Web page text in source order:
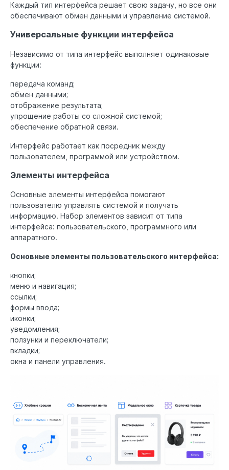
Каждый тип интерфейса решает свою задачу, но все они
обеспечивают обмен данными и управление системой.
Универсальные функции интерфейса
Независимо от типа интерфейс выполняет одинаковые
функции:
передача команд;
обмен данными;
отображение результата;
упрощение работы со сложной системой;
обеспечение обратной связи.
Интерфейс работает как посредник между
пользователем, программой или устройством.
Элементы интерфейса
Основные элементы интерфейса помогают
пользователю управлять системой и получать
информацию. Набор элементов зависит от типа
интерфейса: пользовательского, программного или
аппаратного.
Основные элементы пользовательского интерфейса:
кнопки;
меню и навигация;
ссылки;
формы ввода;
иконки;
уведомления;
ползунки и переключатели;
вкладки;
окна и панели управления.